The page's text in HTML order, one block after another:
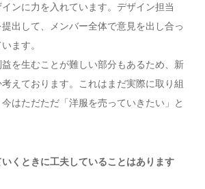
ンに力を入れています。デザイン担当
出して、メンバー全体で意見を出し合っ
ます。
を生むことが難しい部分もあるため、新
えております。これはまだ実際に取り組
はただただ「洋服を売っていきたい」と
くときに工夫していることはあります